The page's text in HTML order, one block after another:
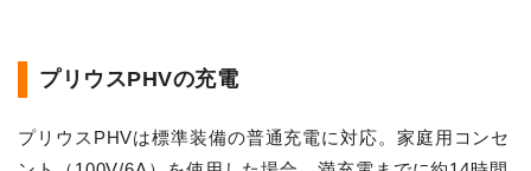
プリウスPHVの充電
プリウスPHVは標準装備の普通充電に対応。家庭用コンセ